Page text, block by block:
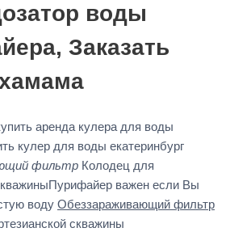
воды
Заказать
аренда кулера для воды
кулер для воды екатеринбург
фильтр Колодец для
важен если Вы
воду Обеззараживающий фильтр
скважины